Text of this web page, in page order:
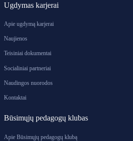
Ugdymas karjerai
Apie ugdymą karjerai
Naujienos
Teisiniai dokumentai
Socialiniai partneriai
Naudingos nuorodos
Kontaktai
Būsimųjų pedagogų klubas
Apie Būsimųjų pedagogų klubą